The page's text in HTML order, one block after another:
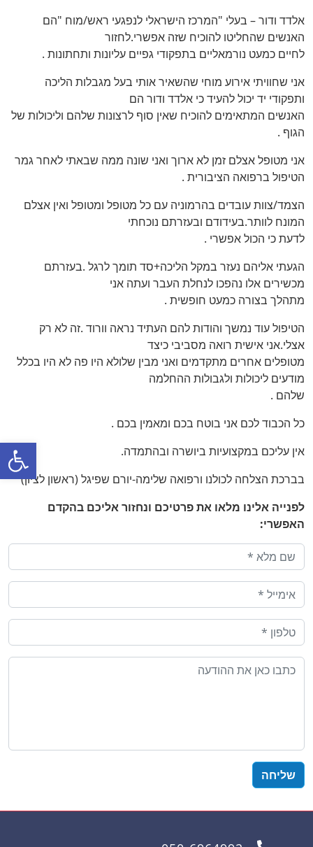
אלדד ודור – בעלי "המרכז הישראלי לנפגעי ראש/מוח "הם
האנשים שהחליטו להוכיח שזה אפשרי.לחזור
לחיים כמעט נורמאליים בתפקודי גפיים עליונות ותחתונות .
אני שחוויתי אירוע מוחי שהשאיר אותי בעל מגבלות הליכה
ותפקודי יד יכול להעיד כי אלדד ודור הם
האנשים המתאימים להוכיח שאין סוף לרצונות שלהם וליכולות של
הגוף .
אני מטופל אצלם זמן לא ארוך ואני שונה ממה שבאתי לאחר גמר
הטיפול ברפואה הציבורית .
הצמד/צוות עובדים בהרמוניה עם כל מטופל ומטופל ואין אצלם
המונח לוותר.בעידודם ובעזרתם נוכחתי
לדעת כי הכול אפשרי .
הגעתי אליהם נעזר במקל הליכה+סד תומך לרגל .בעזרתם
מכשירים אלו נהפכו לנחלת העבר ועתה אני
מתהלך בצורה כמעט חופשית .
הטיפול עוד נמשך והודות להם העתיד נראה וורוד .זה לא רק
אצלי.אני אישית רואה מסביבי כיצד
מטופלים אחרים מתקדמים ואני מבין שלולא היו פה לא היו בכלל
מודעים ליכולות ולגבולות ההחלמה
שלהם .
כל הכבוד לכם אני בוטח בכם ומאמין בכם .
אין עליכם במקצועיות ביושרה ובהתמדה.
בברכת הצלחה לכולנו ורפואה שלימה-יורם שפיגל (ראשון לציון)
לפנייה אלינו מלאו את פרטיכם ונחזור אליכם בהקדם
האפשרי: